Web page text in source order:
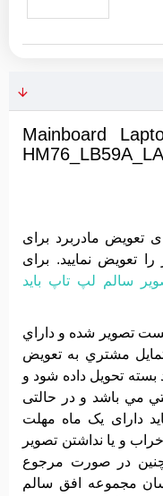
Mainboard
تعویض مادربرد برای
تعویض نمایید. برای
سالم لپ تاپ باید
تصوير شده و داراي
مشتري به تعويض
بسته تحويل داده شود و
و 1 ماه گارانتي مي باشد و در حالتی
دارای یک ماه مهلت
و یا نداشتن تصویر
در صورت مرجوع
مجموعه افق سالم